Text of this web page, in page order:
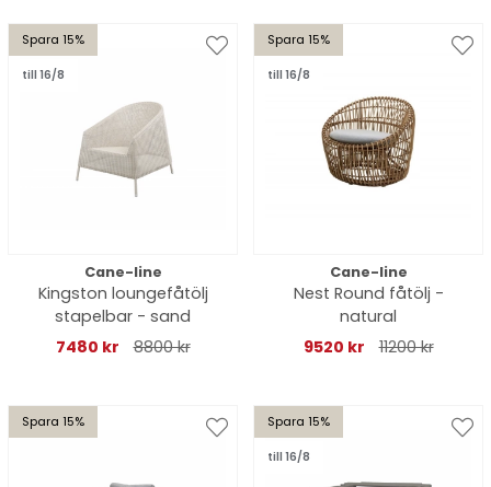
Spara 15%
till 16/8
Cane-line
Kingston loungefåtölj
stapelbar - sand
7480 kr
8800 kr
Spara 15%
till 16/8
Cane-line
Nest Round fåtölj -
natural
9520 kr
11200 kr
Spara 15% Spara 15%
till 16/8